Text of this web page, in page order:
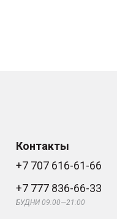
Контакты
+7 707 616-61-66
+7 777 836-66-33
БУДНИ 09:00—21:00